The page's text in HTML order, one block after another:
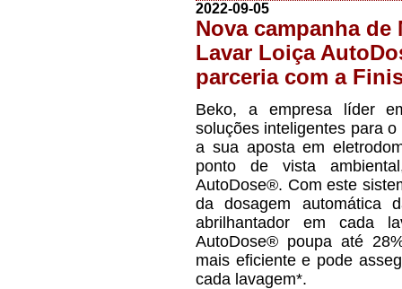
2022-09-05
Nova campanha de
Lavar Loiça
parceria com a
Beko, a empresa líder
soluções inteligentes para
a sua aposta em
ponto de vista
AutoDose®. Com este
da dosagem automática
abrilhantador em cada
AutoDose® poupa até
mais eficiente e pode
cada lavagem*.